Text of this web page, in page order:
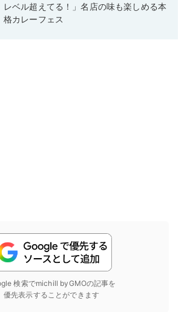
レベル超えてる！」名店の味も楽しめる本
格カレーフェス
検索でmichill byGMOの記事を
優先表示することができます